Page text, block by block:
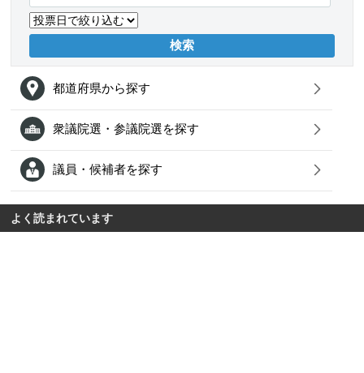
都道府県から探す
衆議院選・参議院選を探す
議員・候補者を探す
よく読まれています